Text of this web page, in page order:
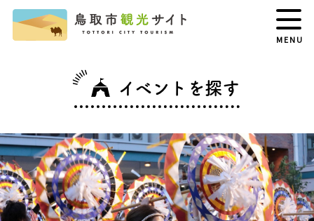
MENU
イベントを探す